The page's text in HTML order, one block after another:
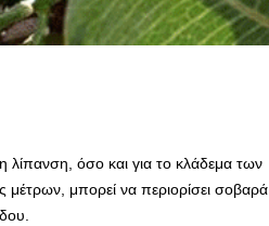
λίπανση, όσο και για το κλάδεμα των
μπορεί να περιορίσει σοβαρά